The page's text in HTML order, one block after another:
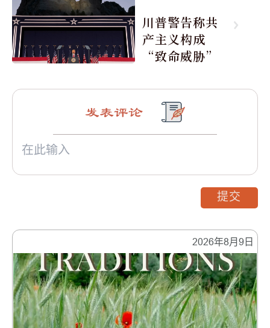
川普警告称共
产主义构成
“致命威胁”
2026年8月9日
发表评论
提交